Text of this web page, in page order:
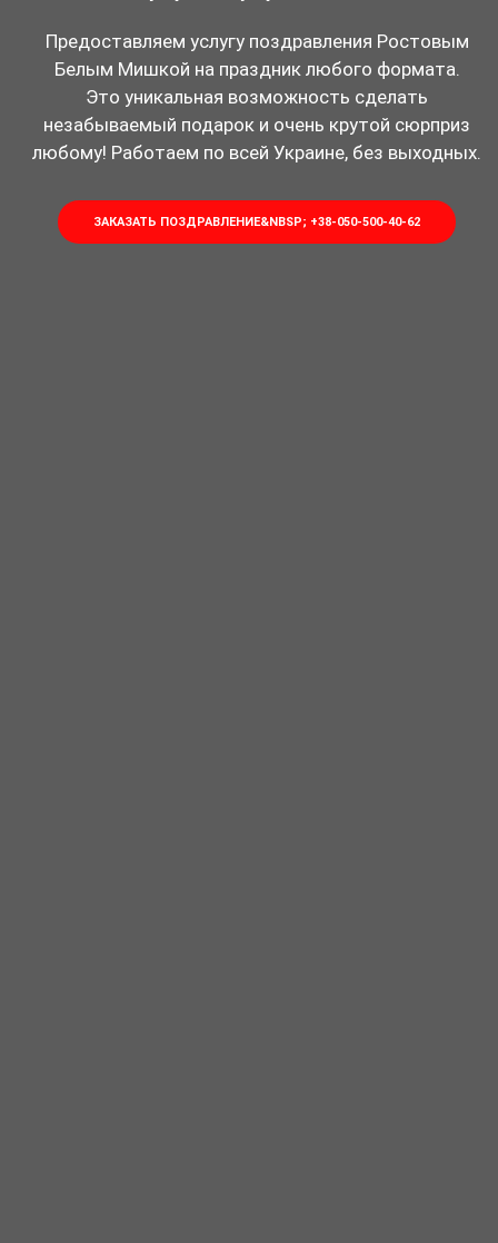
Предоставляем услугу поздравления Ростовым
Белым Мишкой на праздник любого формата.
Это уникальная возможность сделать
незабываемый подарок и очень крутой сюрприз
любому! Работаем по всей Украине, без выходных.
ЗАКАЗАТЬ ПОЗДРАВЛЕНИЕ&NBSP; +38-050-500-40-62